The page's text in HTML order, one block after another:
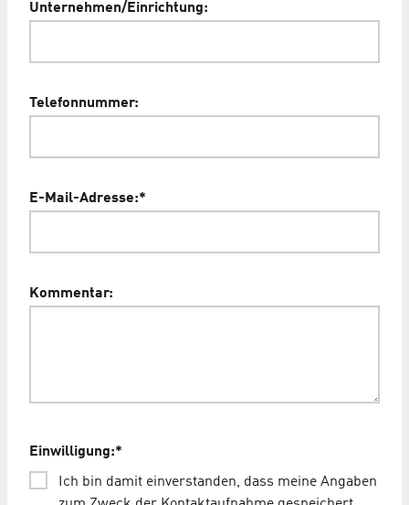
Unternehmen/Einrichtung:
Telefonnummer:
E-Mail-Adresse:*
Kommentar:
Einwilligung:*
Ich bin damit einverstanden, dass meine Angaben